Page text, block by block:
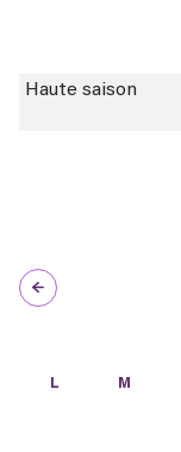
Haute saison
L M